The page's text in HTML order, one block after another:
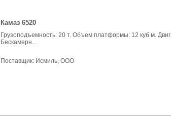
Камаз 6520
Грузоподъемность: 20 т. Объем платформы: 12 куб.м.
Бескамерн...
Поставщик: Исмиль, ООО